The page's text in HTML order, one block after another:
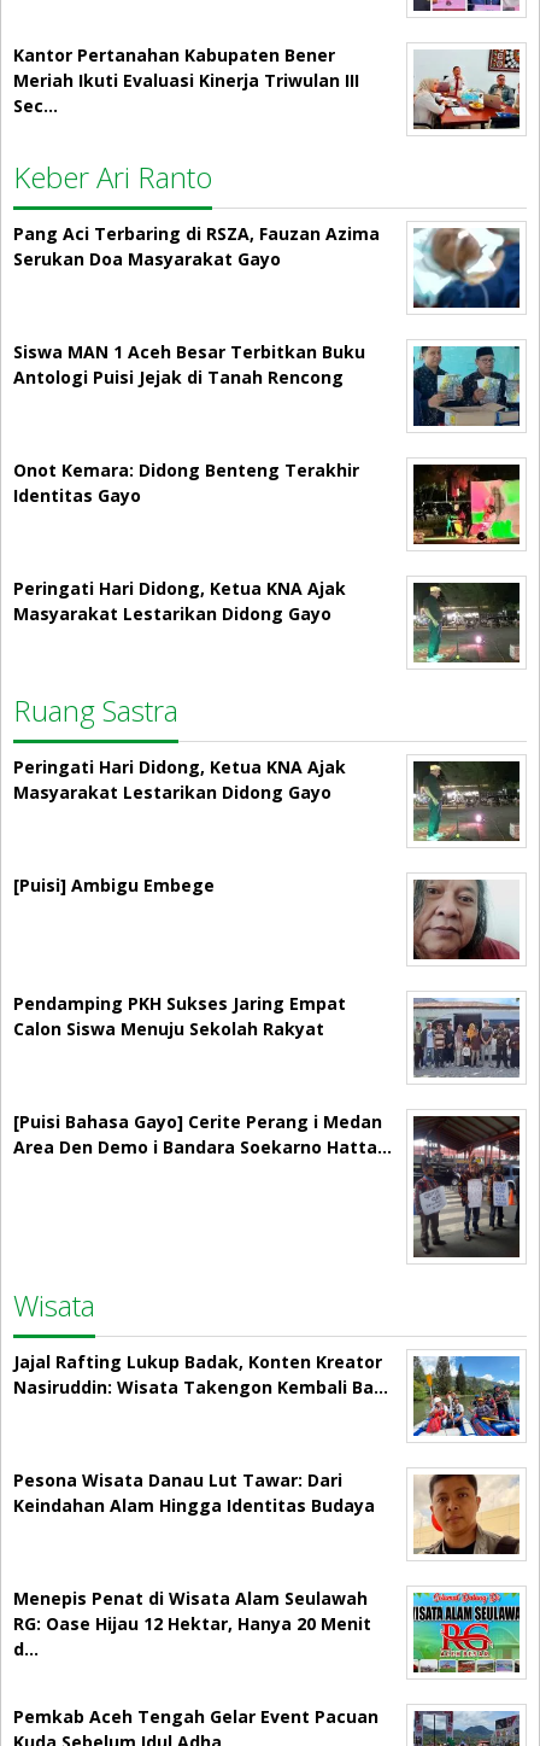
Kantor Pertanahan Kabupaten Bener
Meriah Ikuti Evaluasi Kinerja Triwulan III
Sec…
Keber Ari Ranto
Pang Aci Terbaring di RSZA, Fauzan Azima
Serukan Doa Masyarakat Gayo
Siswa MAN 1 Aceh Besar Terbitkan Buku
Antologi Puisi Jejak di Tanah Rencong
Onot Kemara: Didong Benteng Terakhir
Identitas Gayo
Peringati Hari Didong, Ketua KNA Ajak
Masyarakat Lestarikan Didong Gayo
Ruang Sastra
Peringati Hari Didong, Ketua KNA Ajak
Masyarakat Lestarikan Didong Gayo
[Puisi] Ambigu Embege
Pendamping PKH Sukses Jaring Empat
Calon Siswa Menuju Sekolah Rakyat
[Puisi Bahasa Gayo] Cerite Perang i Medan
Area Den Demo i Bandara Soekarno Hatta…
Wisata
Jajal Rafting Lukup Badak, Konten Kreator
Nasiruddin: Wisata Takengon Kembali Ba…
Pesona Wisata Danau Lut Tawar: Dari
Keindahan Alam Hingga Identitas Budaya
Menepis Penat di Wisata Alam Seulawah
RG: Oase Hijau 12 Hektar, Hanya 20 Menit
d…
Pemkab Aceh Tengah Gelar Event Pacuan